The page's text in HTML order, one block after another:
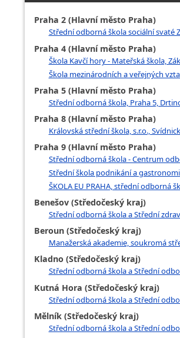
Praha 2 (Hlavní město Praha)
Střední odborná škola sociální svaté
Praha 4 (Hlavní město Praha)
Škola Kavčí hory - Mateřská škola,
Škola mezinárodních a veřejných
Praha 5 (Hlavní město Praha)
Střední odborná škola, Praha 5,
Praha 8 (Hlavní město Praha)
Královská střední škola, s.r.o.,
Praha 9 (Hlavní město Praha)
Střední odborná škola - Centrum
Střední škola podnikání a
ŠKOLA EU PRAHA, střední odborná
Benešov (Středočeský kraj)
Střední odborná škola a Střední
Beroun (Středočeský kraj)
Manažerská akademie, soukromá
Kladno (Středočeský kraj)
Střední odborná škola a Střední
Kutná Hora (Středočeský kraj)
Střední odborná škola a Střední
Mělník (Středočeský kraj)
Střední odborná škola a Střední